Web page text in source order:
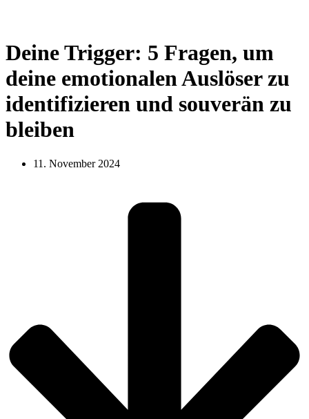
Deine Trigger: 5 Fragen, um
deine emotionalen Auslöser zu
identifizieren und souverän zu
bleiben
11. November 2024